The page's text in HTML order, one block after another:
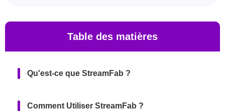
Table des matières
Qu'est-ce que StreamFab ?
Comment Utiliser StreamFab ?